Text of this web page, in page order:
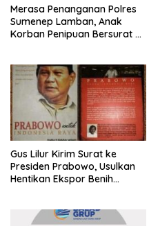
Merasa Penanganan Polres
Sumenep Lamban, Anak
Korban Penipuan Bersurat ke
Gus Lilur Kirim Surat ke
Presiden Prabowo, Usulkan
Hentikan Ekspor Benih